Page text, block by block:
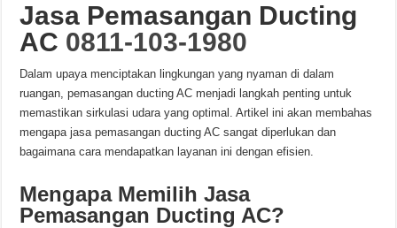
Jasa Pemasangan Ducting
AC 0811-103-1980
Dalam upaya menciptakan lingkungan yang nyaman di dalam
ruangan, pemasangan ducting AC menjadi langkah penting untuk
memastikan sirkulasi udara yang optimal. Artikel ini akan membahas
mengapa jasa pemasangan ducting AC sangat diperlukan dan
bagaimana cara mendapatkan layanan ini dengan efisien.
Mengapa Memilih Jasa
Pemasangan Ducting AC?